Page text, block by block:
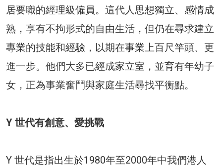
居要職的經理級僱員。這代人思想獨立、感情成
熟，享有不拘形式的自由生活，但仍在尋求建立
專業的技能和經驗，以期在事業上百尺竿頭、更
進一步。他們大多已經成家立室，並育有年幼子
女，正為事業奮鬥與家庭生活尋找平衡點。
Y 世代有創意、愛挑戰
Y 世代是指出生於1980年至2000年中我們港人